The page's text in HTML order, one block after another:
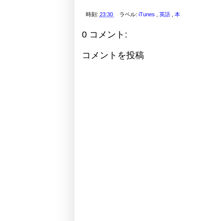
時刻: 23:30 ラベル:iTunes ,英語 ,本
0 コメント:
コメントを投稿